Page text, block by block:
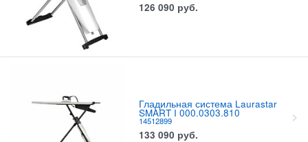
126 090 руб.
Гладильная система Laurastar
SMART I 000.0303.810
14512899
133 090 руб.